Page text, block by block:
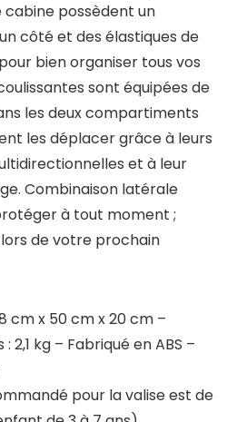
cabine possèdent un
côté et des élastiques de
bien organiser tous vos
sont équipées de
les deux compartiments
les déplacer grâce à leurs
et à leur
Combinaison latérale
à tout moment ;
de votre prochain
cm x 50 cm x 20 cm –
2,1 kg – Fabriqué en ABS –
pour la valise est de